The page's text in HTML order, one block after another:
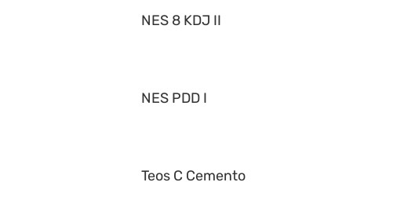
NES 8 KDJ II
NES PDD I
Teos C Cemento